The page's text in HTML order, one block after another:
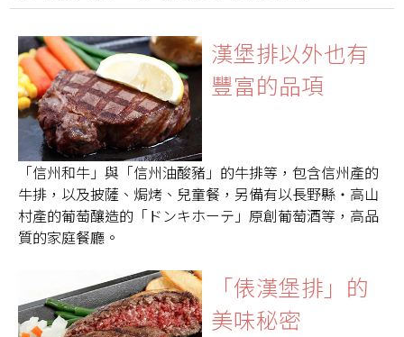
漢堡排以外也有
豐富的品項
「信州和牛」與「信州油酸豬」的牛排等，包含信州產的
牛排，以及披薩、焗烤、兒童餐，另備有以長野縣・高山
村產的葡萄釀造的「ドンキホーテ」原創葡萄酒等，高品
質的家庭餐廳。
「俵漢堡排」的
美味秘密